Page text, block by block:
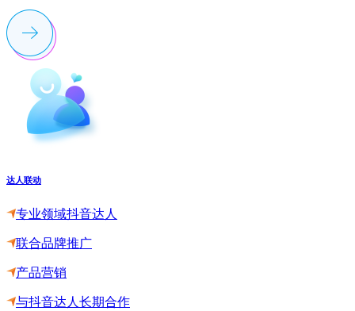
达人联动
专业领域抖音达人
联合品牌推广
产品营销
与抖音达人长期合作